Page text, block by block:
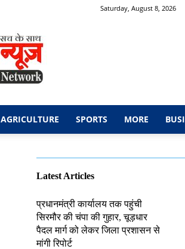
Saturday, August 8, 2026
AGRICULTURE SPORTS MORE
Latest Articles
प्रधानमंत्री कार्यालय तक पहुंची
सिरमौर की चंपा की गुहार, चूड़धार
पैदल मार्ग को लेकर जिला प्रशासन से
मांगी रिपोर्ट